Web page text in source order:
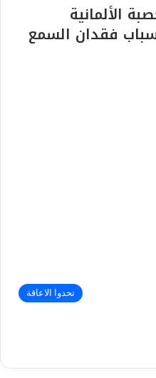
الألمانية
فقدان السمع
تحدوا الاعاقة